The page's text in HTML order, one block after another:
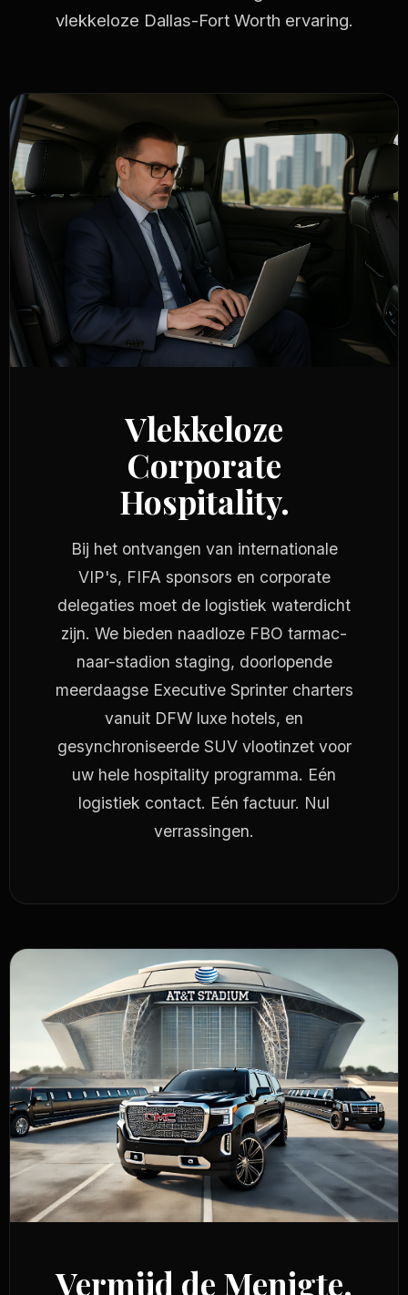
vlekkeloze Dallas-Fort Worth ervaring.
Vlekkeloze
Corporate
Hospitality.
Bij het ontvangen van internationale
VIP's, FIFA sponsors en corporate
delegaties moet de logistiek waterdicht
zijn. We bieden naadloze FBO tarmac-
naar-stadion staging, doorlopende
meerdaagse Executive Sprinter charters
vanuit DFW luxe hotels, en
gesynchroniseerde SUV vlootinzet voor
uw hele hospitality programma. Eén
logistiek contact. Eén factuur. Nul
verrassingen.
Vermijd de Menigte.